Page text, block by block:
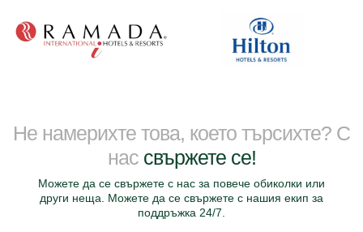
Не намерихте това, което търсихте? С
нас свържете се!
Можете да се свържете с нас за повече обиколки или
други неща. Можете да се свържете с нашия екип за
поддръжка 24/7.